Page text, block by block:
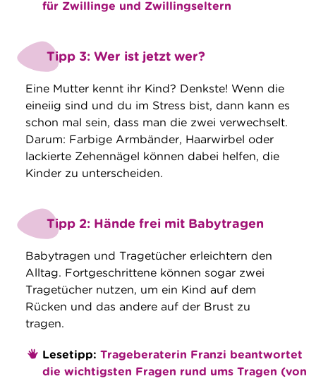
für Zwillinge und Zwillingseltern
Tipp 3: Wer ist jetzt wer?
Eine Mutter kennt ihr Kind? Denkste! Wenn die
eineiig sind und du im Stress bist, dann kann es
schon mal sein, dass man die zwei verwechselt.
Darum: Farbige Armbänder, Haarwirbel oder
lackierte Zehennägel können dabei helfen, die
Kinder zu unterscheiden.
Tipp 2: Hände frei mit Babytragen
Babytragen und Tragetücher erleichtern den
Alltag. Fortgeschrittene können sogar zwei
Tragetücher nutzen, um ein Kind auf dem
Rücken und das andere auf der Brust zu
tragen.
Lesetipp: Trageberaterin Franzi beantwortet
die wichtigsten Fragen rund ums Tragen (von